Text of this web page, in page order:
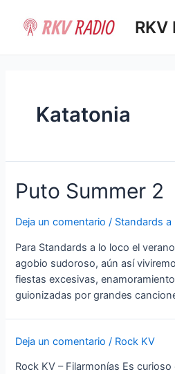
contenido
RKV
Katatonia
Puto Summer 2
Deja un comentario / Standards a
Para Standards a lo loco el
agobio sudoroso, aún así
fiestas excesivas,
guionizadas por grandes
Deja un comentario / Rock KV
Rock KV – Filarmonías Es